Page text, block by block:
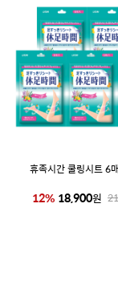
휴족시간 쿨링시트 6
12% 18,900원